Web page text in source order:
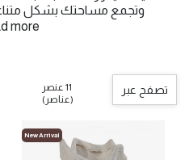
وتجمع مساحتك بشكل
more
تصفح عبر
11 عنصر
(عناصر)
New Arrival